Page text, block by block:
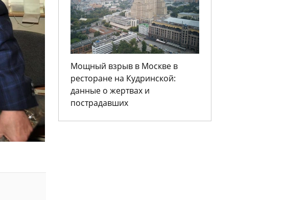
Мощный взрыв в Москве в
ресторане на Кудринской:
данные о жертвах и
пострадавших